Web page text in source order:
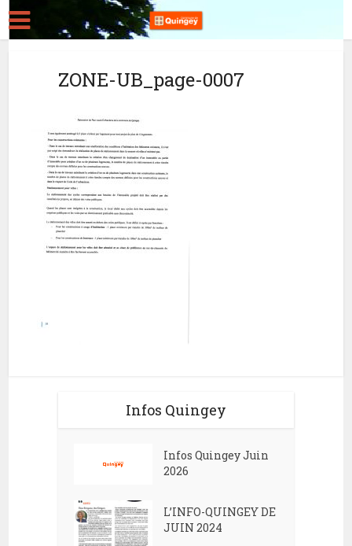
ZONE-UB_page-0007
Infos Quingey
Infos Quingey Juin
2026
L’INFO-QUINGEY DE
JUIN 2024